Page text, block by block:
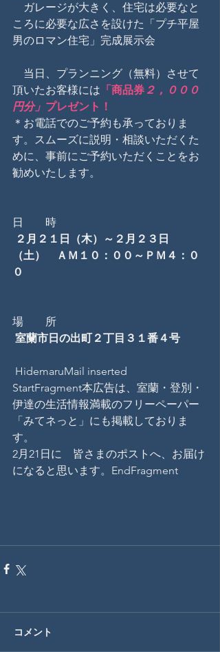
ガレージが大きく、住宅は必要なと
ころに必要な広さを設けた「プチ平屋
男のロマン住宅」完成展示会
当日、プランニング（無料）させて
頂いたお客様には 「商品券 ２，０００
円分」 プレゼント！
＊お電話でのご予約も承っておりま
す。スムーズに説明・相談いただくた
めに、事前にご予約いただくことをお
勧めいたします。
日　　時
２月２１日（木）～２月２３日
（土）　ＡＭ１０：００～ＰＭ４：０
０
場　　所
室蘭市日の出町２丁目３１番４号
HidemaruMail inserted
StartFragment本広告は、室蘭・登別・
伊達の生活情報満載のフリーペーパー
「みてネっと」にも掲載しておりま
す。
2月21日に　皆さまのポストへ、お届け
になると思います。EndFragment
コメント